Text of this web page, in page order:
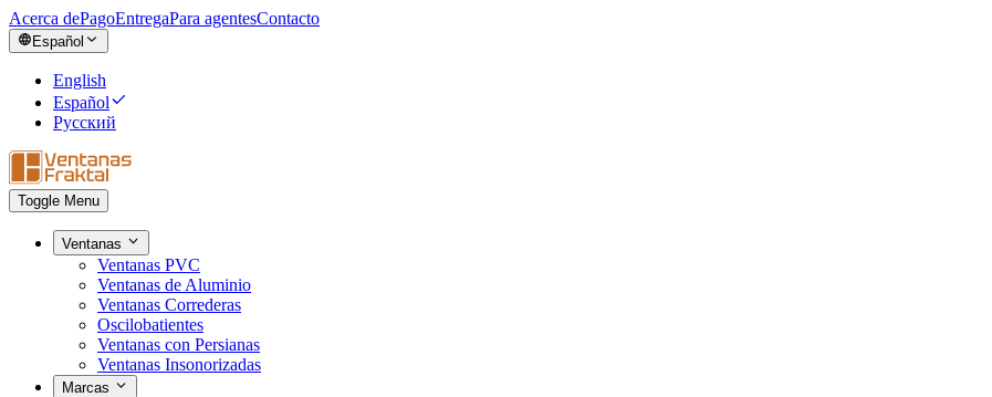
Acerca dePagoEntregaPara agentesContacto
Español
English
Español
Русский
Toggle Menu
Ventanas
Ventanas PVC
Ventanas de Aluminio
Ventanas Correderas
Oscilobatientes
Ventanas con Persianas
Ventanas Insonorizadas
Marcas